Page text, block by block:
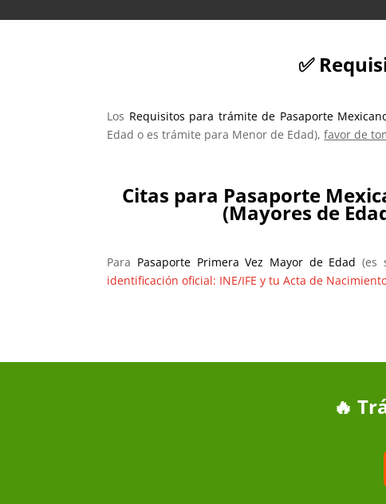
✅
Los Requisitos para trámite de Pasaporte
Edad o es trámite para Menor de Edad),favor de
Citas para Pasaporte
(Mayores de
Para Pasaporte Primera Vez Mayor de Edad (es
identificación oficial: INE/IFE y tu Acta de
🔥